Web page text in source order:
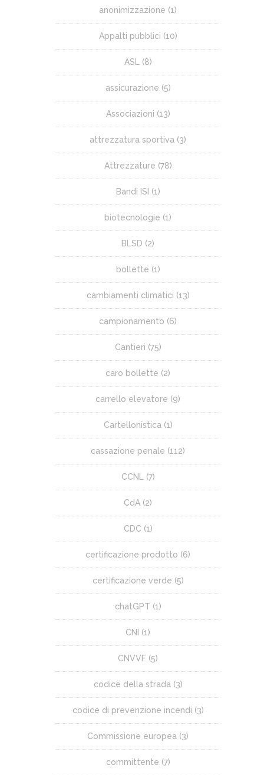
anonimizzazione (1)
Appalti pubblici (10)
ASL(8)
assicurazione (5)
Associazioni (13)
attrezzatura sportiva (3)
Attrezzature (78)
Bandi ISI (1)
biotecnologie (1)
BLSD (2)
bollette (1)
cambiamenti climatici (13)
campionamento (6)
Cantieri (75)
caro bollette (2)
carrello elevatore (9)
Cartellonistica(1)
cassazione penale (112)
CCNL(7)
CdA (2)
CDC (1)
certificazione prodotto (6)
certificazione verde (5)
chatGPT (1)
CNI (1)
CNVVF (5)
codice della strada(3)
codice di prevenzione incendi (3)
Commissione europea (3)
committente (7)